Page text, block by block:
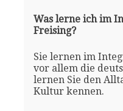
Was lerne ich im
Freising?
Sie lernen im
vor allem die
lernen Sie den
Kultur kennen.